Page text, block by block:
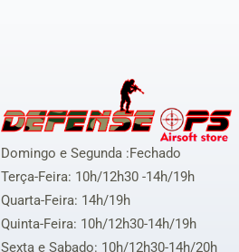
Domingo e Segunda :Fechado
Terça-Feira: 10h/12h30 -14h/19h
Quarta-Feira: 14h/19h
Quinta-Feira: 10h/12h30-14h/19h
Sexta e Sabado: 10h/12h30-14h/20h